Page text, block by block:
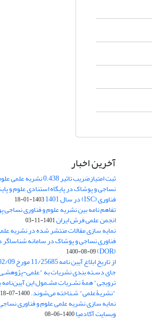
آخرین اخبار
ثبت امتیازضریب تاثیر 0.438
نساجی و پوشاک در پایگاه استنادی علوم و
فناوری (ISC) در سال 1401 1403-01-18
تفاهم نامه بین نشریه علوم و فناوری
انجمن علمی فرش ایران1401-11-03
نمایه سازی مقالات منتشر شده در نشریه
فناوری نساجی و پوشاک در سامانه شناساگر
(DOR)
1400-08-09
جای دسـته بندی نشریات به "علمی-
ترویجی" همۀ نشـریاتِ مشـمول این آیین‌نامه
"نشریۀعلمی" شـناخته می‌شوند.1400-07-18
نمایه سازی نشریه علمی علوم و فناوری
وبسایت آکادمیا1400-06-08